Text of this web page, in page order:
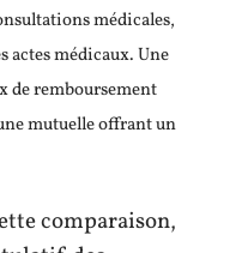
médicales,
actes médicaux. Une
de remboursement
mutuelle offrant un
comparaison,